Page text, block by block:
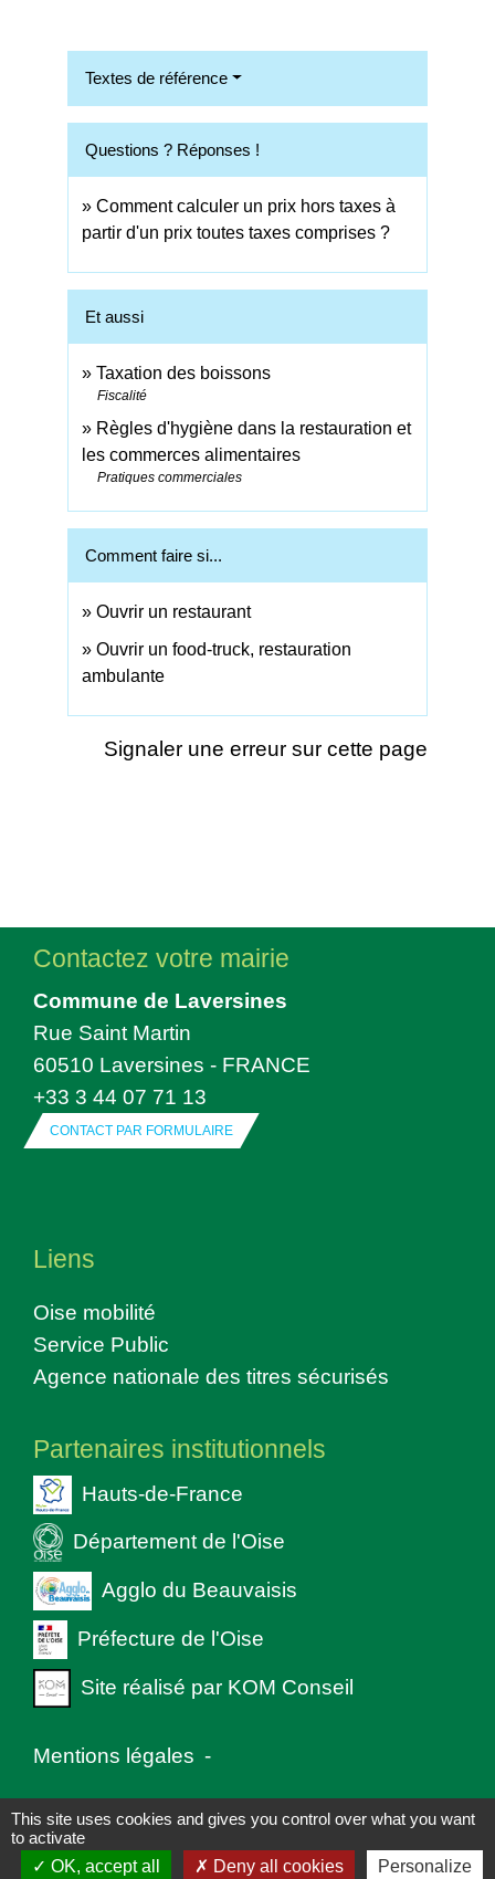
Textes de référence
Questions ? Réponses !
Comment calculer un prix hors taxes à
partir d'un prix toutes taxes comprises ?
Et aussi
Taxation des boissons
Fiscalité
Règles d'hygiène dans la restauration et
les commerces alimentaires
Pratiques commerciales
Comment faire si...
Ouvrir un restaurant
Ouvrir un food-truck, restauration
ambulante
Signaler une erreur sur cette page
Contactez votre mairie
Commune de Laversines
Rue Saint Martin
60510 Laversines - FRANCE
+33 3 44 07 71 13
CONTACT PAR FORMULAIRE
Liens
Oise mobilité
Service Public
Agence nationale des titres sécurisés
Partenaires institutionnels
Hauts-de-France
Département de l'Oise
Agglo du Beauvaisis
Préfecture de l'Oise
Site réalisé par KOM Conseil
Mentions légales -
Politique de confidentialité - Accessibilité -
Plan du site - Gestion des cookies
This site uses cookies and gives you control over what you want
to activate
OK, accept all
Deny all cookies Personalize